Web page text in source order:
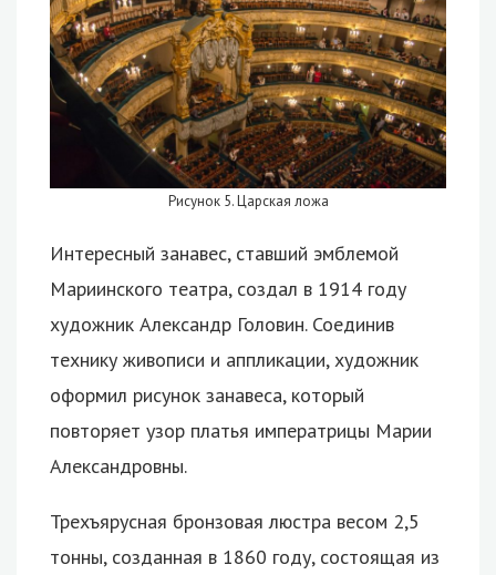
Рисунок 5. Царская ложа
Интересный занавес, ставший эмблемой
Мариинского театра, создал в 1914 году
художник Александр Головин. Соединив
технику живописи и аппликации, художник
оформил рисунок занавеса, который
повторяет узор платья императрицы Марии
Александровны.
Трехъярусная бронзовая люстра весом 2,5
тонны, созданная в 1860 году, состоящая из